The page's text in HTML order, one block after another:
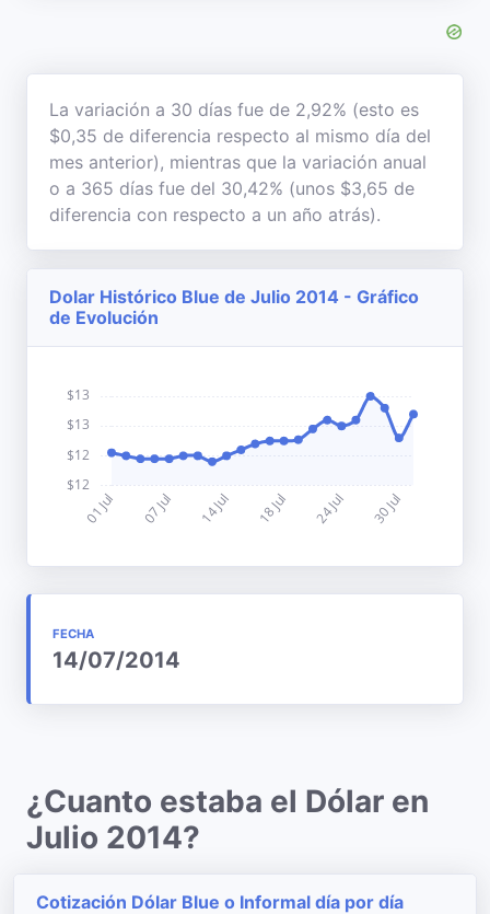
La variación a 30 días fue de 2,92% (esto es
$0,35 de diferencia respecto al mismo día del
mes anterior), mientras que la variación anual
o a 365 días fue del 30,42% (unos $3,65 de
diferencia con respecto a un año atrás).
Dolar Histórico Blue de Julio 2014 - Gráfico
de Evolución
FECHA
14/07/2014
¿Cuanto estaba el Dólar en
Julio 2014?
Cotización Dólar Blue o Informal día por día